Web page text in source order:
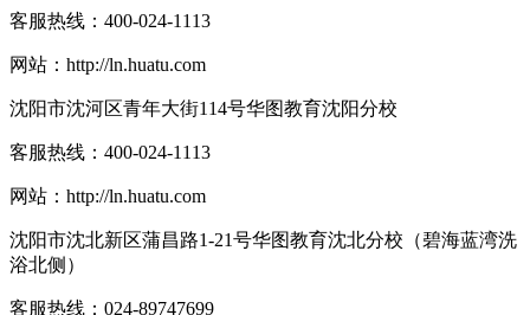
客服热线： 400-024-1113
网站： http://ln.huatu.com
沈阳市沈河区青年大街114号华图教育沈阳分校
客服热线： 400-024-1113
网站： http://ln.huatu.com
沈阳市沈北新区蒲昌路1-21号华图教育沈北分校（碧海蓝湾洗
浴北侧）
客服热线： 024-89747699